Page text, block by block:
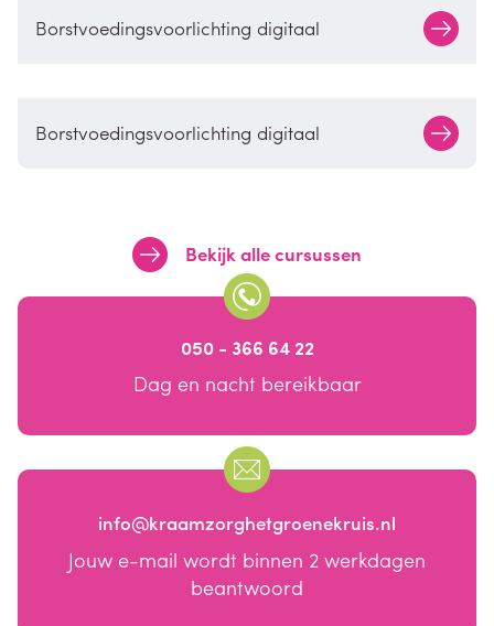
Borstvoedingsvoorlichting digitaal
Borstvoedingsvoorlichting digitaal
Bekijk alle cursussen
050 - 366 64 22
Dag en nacht bereikbaar
info@kraamzorghetgroenekruis.nl
Jouw e-mail wordt binnen 2 werkdagen
beantwoord